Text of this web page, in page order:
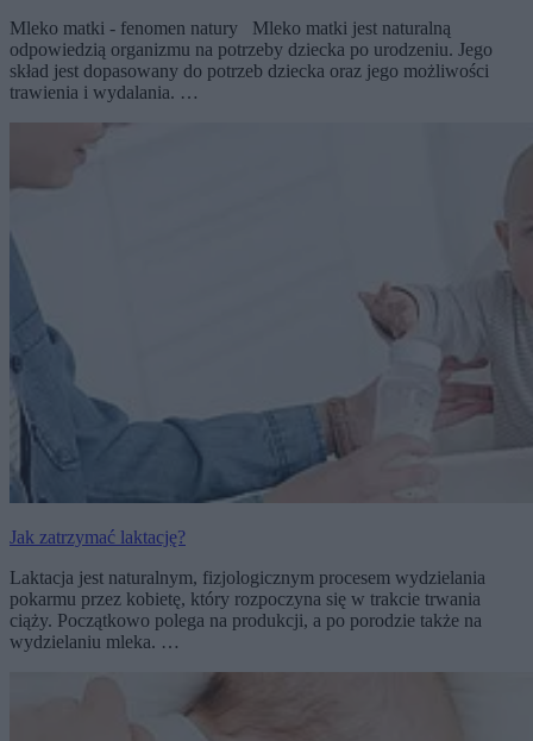
Mleko matki - fenomen natury Mleko matki jest naturalną
odpowiedzią organizmu na potrzeby dziecka po urodzeniu. Jego
skład jest dopasowany do potrzeb dziecka oraz jego możliwości
trawienia i wydalania. …
Jak zatrzymać laktację?
Laktacja jest naturalnym, fizjologicznym procesem wydzielania
pokarmu przez kobietę, który rozpoczyna się w trakcie trwania
ciąży. Początkowo polega na produkcji, a po porodzie także na
wydzielaniu mleka. …